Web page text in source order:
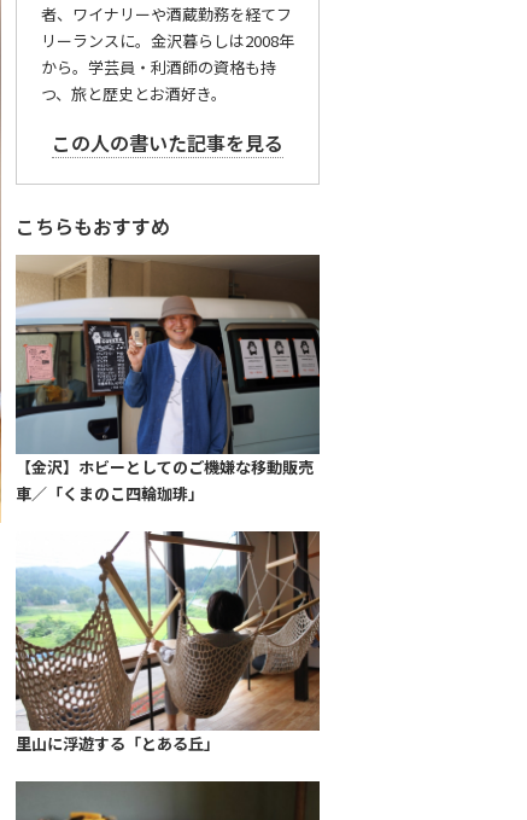
者、ワイナリーや酒蔵勤務を経てフ
リーランスに。金沢暮らしは2008年
から。学芸員・利酒師の資格も持
つ、旅と歴史とお酒好き。
この人の書いた記事を見る
こちらもおすすめ
【金沢】ホビーとしてのご機嫌な移動販売
車／「くまのこ四輪珈琲」
里山に浮遊する「とある丘」